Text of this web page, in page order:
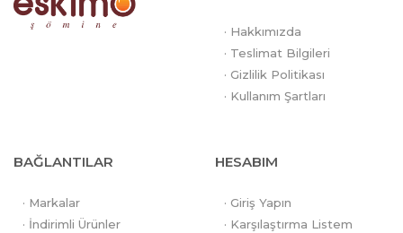
· Hakkımızda
· Teslimat Bilgileri
· Gizlilik Politikası
· Kullanım Şartları
BAĞLANTILAR
· Markalar
· İndirimli Ürünler
HESABIM
· Giriş Yapın
· Karşılaştırma Listem